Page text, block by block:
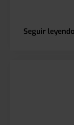
Seguir leyendo